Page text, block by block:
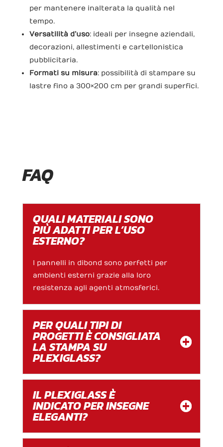
per mantenere inalterata la qualità nel
tempo.
Versatilità d’uso: ideali per insegne aziendali,
decorazioni, allestimenti e cartellonistica
pubblicitaria.
Formati su misura: possibilità di stampare su
lastre fino a 300×200 cm per grandi superfici.
FAQ
QUALI MATERIALI SONO
PIÙ ADATTI PER L’USO
ESTERNO?
I pannelli in dibond sono perfetti per
ambienti esterni grazie alla loro
resistenza agli agenti atmosferici.
PER QUALI TIPI DI
PROGETTI È CONSIGLIATA
LA STAMPA SU
PLEXIGLASS?
IL PLEXIGLASS È
INDICATO PER INSEGNE
ELEGANTI?